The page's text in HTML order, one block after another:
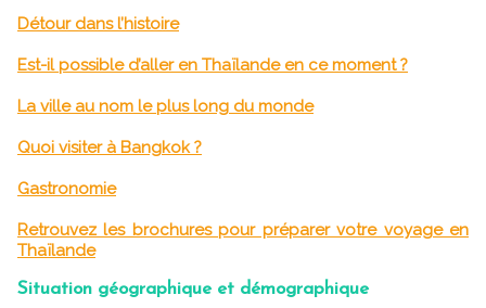
Détour dans l’histoire
Est-il possible d’aller en Thaïlande en ce moment ?
La ville au nom le plus long du monde
Quoi visiter à Bangkok ?
Gastronomie
Retrouvez les brochures pour préparer votre voyage en
Thaïlande
Situation géographique et démographique